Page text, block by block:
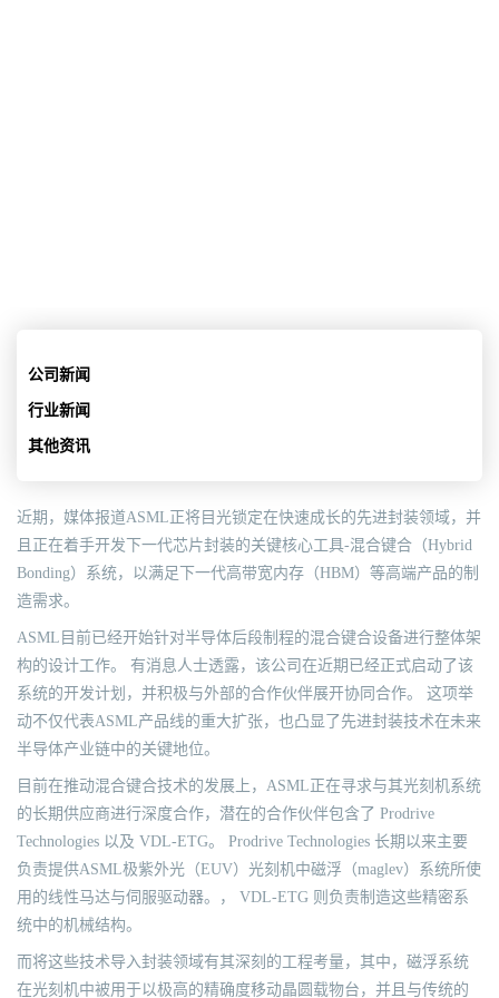
公司新闻
行业新闻
其他资讯
近期，媒体报道ASML正将目光锁定在快速成长的先进封装领域，并
且正在着手开发下一代芯片封装的关键核心工具-混合键合（Hybrid
Bonding）系统，以满足下一代高带宽内存（HBM）等高端产品的制
造需求。
ASML目前已经开始针对半导体后段制程的混合键合设备进行整体架
构的设计工作。 有消息人士透露，该公司在近期已经正式启动了该
系统的开发计划，并积极与外部的合作伙伴展开协同合作。 这项举
动不仅代表ASML产品线的重大扩张，也凸显了先进封装技术在未来
半导体产业链中的关键地位。
目前在推动混合键合技术的发展上，ASML正在寻求与其光刻机系统
的长期供应商进行深度合作，潜在的合作伙伴包含了 Prodrive
Technologies 以及 VDL-ETG。 Prodrive Technologies 长期以来主要
负责提供ASML极紫外光（EUV）光刻机中磁浮（maglev）系统所使
用的线性马达与伺服驱动器。， VDL-ETG 则负责制造这些精密系
统中的机械结构。
而将这些技术导入封装领域有其深刻的工程考量，其中，磁浮系统
在光刻机中被用于以极高的精确度移动晶圆载物台，并且与传统的